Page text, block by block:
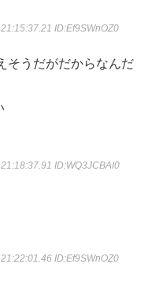
ID:Ef9SWnOZ0
そうだがだからなんだ
ID:WQ3JCBAI0
21:22:01.46 ID:Ef9SWnOZ0